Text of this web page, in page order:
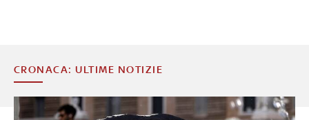
CRONACA: ULTIME NOTIZIE